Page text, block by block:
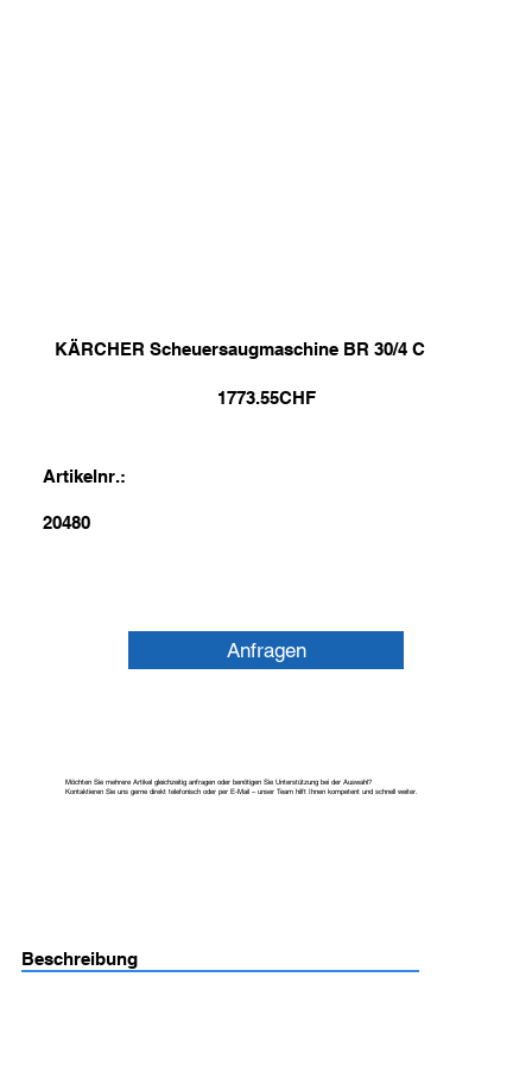
KÄRCHER Scheuersaugmaschine BR 30/4 C
1773.55CHF
Artikelnr.:
20480
Anfragen
Möchten Sie mehrere Artikel gleichzeitig anfragen oder benötigen Sie Unterstützung bei der Auswahl?
Kontaktieren Sie uns gerne direkt telefonisch oder per E-Mail – unser Team hilft Ihnen kompetent und schnell weiter.
Beschreibung